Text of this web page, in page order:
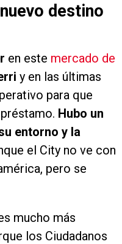
destino
en este mercado de
y en las últimas
para que
Hubo un
entorno y la
el City no ve con
pero se
mucho más
los Ciudadanos